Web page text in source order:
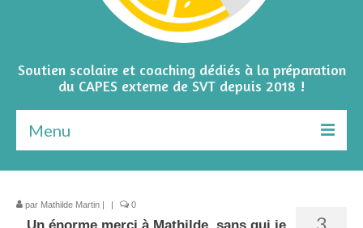
Soutien scolaire et coaching dédiés à la préparation
du CAPES externe de SVT depuis 2018 !
Menu
Bilan gratuit
Les formules
par Mathilde Martin | | 0